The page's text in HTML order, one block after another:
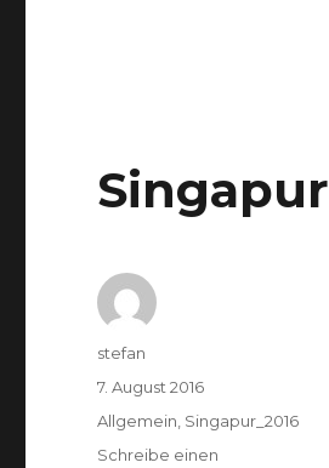
Singapur
Autor
stefan
Veröffentlicht
am
7. August 2016
Kategorien
Allgemein Singapur_2016
Schreibe einen